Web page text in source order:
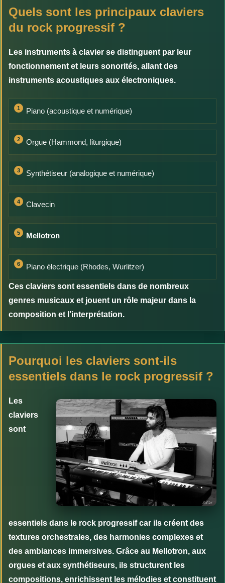
Quels sont les principaux claviers
du rock progressif ?
Les instruments à clavier se distinguent par leur
fonctionnement et leurs sonorités, allant des
instruments acoustiques aux électroniques.
Piano (acoustique et numérique)
Orgue (Hammond, liturgique)
Synthétiseur (analogique et numérique)
Clavecin
Mellotron
Piano électrique (Rhodes, Wurlitzer)
Ces claviers sont essentiels dans de nombreux
genres musicaux et jouent un rôle majeur dans la
composition et l’interprétation.
Pourquoi les claviers sont-ils
essentiels dans le rock progressif ?
Les
claviers
sont
essentiels dans le rock progressif car ils créent des
textures orchestrales, des harmonies complexes et
des ambiances immersives. Grâce au Mellotron, aux
orgues et aux synthétiseurs, ils structurent les
compositions, enrichissent les mélodies et constituent